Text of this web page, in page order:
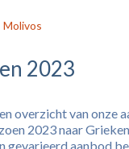
Molivos
2023
overzicht van onze
2023 naar
gevarieerd aanbod